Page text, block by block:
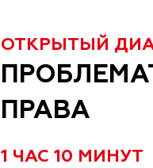
ОТКРЫТЫЙ
ПРАВА
1 ЧАС 10 МИНУТ